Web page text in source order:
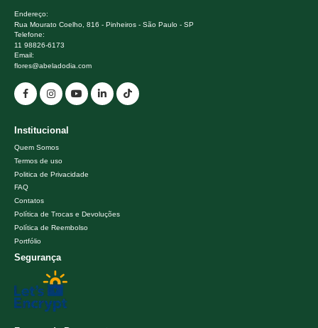
Endereço:
Rua Mourato Coelho, 816 - Pinheiros - São Paulo - SP
Telefone:
11 98826-6173
Email:
flores@abeladodia.com
Institucional
Quem Somos
Termos de uso
Politica de Privacidade
FAQ
Contatos
Política de Trocas e Devoluções
Política de Reembolso
Portfólio
Segurança